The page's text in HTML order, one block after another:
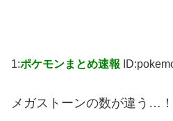
1:ポケモンまとめ速報
メガストーンの数が違う…！